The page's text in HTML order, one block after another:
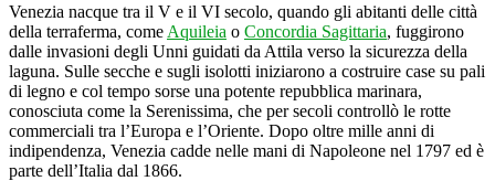
Venezia nacque tra il V e il VI secolo, quando gli abitanti delle città
della terraferma, come Aquileia o Concordia Sagittaria, fuggirono
dalle invasioni degli Unni guidati da Attila verso la sicurezza della
laguna. Sulle secche e sugli isolotti iniziarono a costruire case su pali
di legno e col tempo sorse una potente repubblica marinara,
conosciuta come la Serenissima, che per secoli controllò le rotte
commerciali tra l’Europa e l’Oriente. Dopo oltre mille anni di
indipendenza, Venezia cadde nelle mani di Napoleone nel 1797 ed è
parte dell’Italia dal 1866.